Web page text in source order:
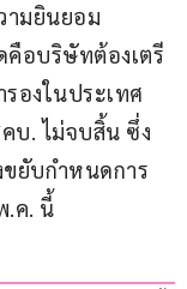
ามยินยอม
คือบริษัทต้องเตรี
องในประเทศ
บ. ไม่จบสิ้น ซึ่ง
ยับกำหนดการ
.ค. นี้